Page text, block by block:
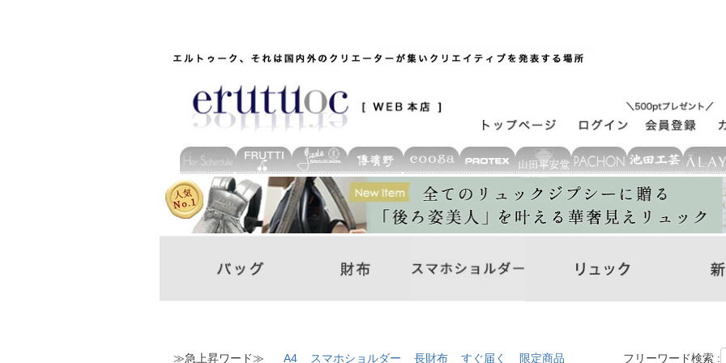
≫急上昇ワード≫ A4 スマホショルダー 長財布 すぐ届く 限定商品 フリーワード検索 :